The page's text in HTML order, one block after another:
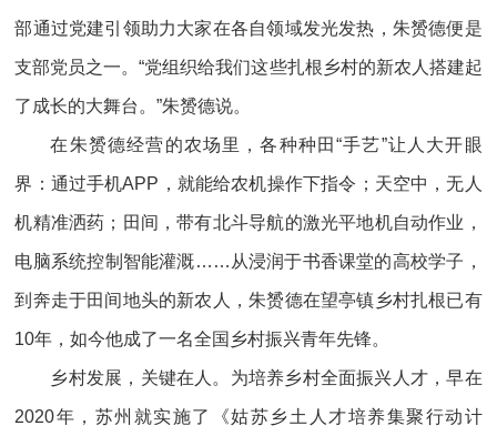
部通过党建引领助力大家在各自领域发光发热，朱赟德便是
支部党员之一。“党组织给我们这些扎根乡村的新农人搭建起
了成长的大舞台。”朱赟德说。
在朱赟德经营的农场里，各种种田“手艺”让人大开眼
界：通过手机APP，就能给农机操作下指令；天空中，无人
机精准洒药；田间，带有北斗导航的激光平地机自动作业，
电脑系统控制智能灌溉……从浸润于书香课堂的高校学子，
到奔走于田间地头的新农人，朱赟德在望亭镇乡村扎根已有
10年，如今他成了一名全国乡村振兴青年先锋。
乡村发展，关键在人。为培养乡村全面振兴人才，早在
2020年，苏州就实施了《姑苏乡土人才培养集聚行动计